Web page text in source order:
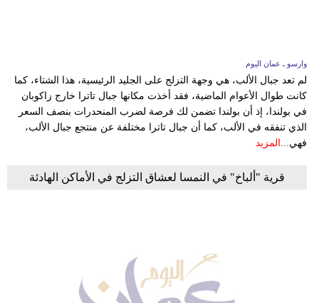
وارسو ـ عمان اليوم
لم تعد جبال الألب، هي وجهة التزلج على الجليد الرئيسية، هذا الشتاء، كما
كانت طوال الأعوام الماضية، فقد أخذت مكانها جبال تاترا خارج زاكوبان
في بولندا، إذ أن بولندا تضمن لك فرصة لضرب المنحدرات بنصف السعر
الذي تنفقه في الألب، كما أن جبال تاترا مختلفة عن منتجع جبال الألب،
فهي... المزيد
قرية "ألباخ" في النمسا لعشاق التزلج في الأماكن الهادئة